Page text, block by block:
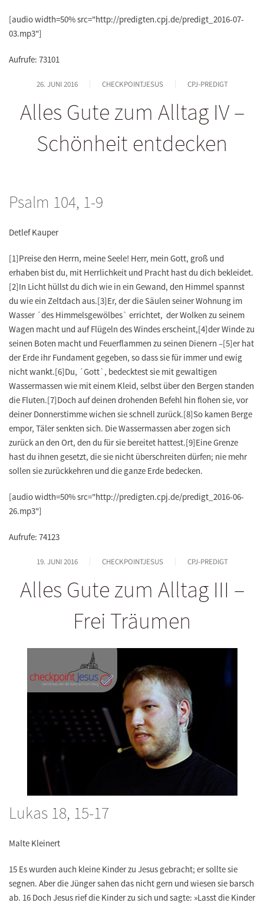
[audio width=50% src="http://predigten.cpj.de/predigt_2016-07-
03.mp3"]
Aufrufe: 73101
26. JUNI 2016 CHECKPOINTJESUS CPJ-PREDIGT
Alles Gute zum Alltag IV –
Schönheit entdecken
Psalm 104, 1-9
Detlef Kauper
[1]Preise den Herrn, meine Seele! Herr, mein Gott, groß und
erhaben bist du, mit Herrlichkeit und Pracht hast du dich bekleidet.
[2]In Licht hüllst du dich wie in ein Gewand, den Himmel spannst
du wie ein Zeltdach aus.[3]Er, der die Säulen seiner Wohnung im
Wasser ´des Himmelsgewölbes` errichtet, der Wolken zu seinem
Wagen macht und auf Flügeln des Windes erscheint,[4]der Winde zu
seinen Boten macht und Feuerflammen zu seinen Dienern –[5]er hat
der Erde ihr Fundament gegeben, so dass sie für immer und ewig
nicht wankt.[6]Du, ´Gott`, bedecktest sie mit gewaltigen
Wassermassen wie mit einem Kleid, selbst über den Bergen standen
die Fluten.[7]Doch auf deinen drohenden Befehl hin flohen sie, vor
deiner Donnerstimme wichen sie schnell zurück.[8]So kamen Berge
empor, Täler senkten sich. Die Wassermassen aber zogen sich
zurück an den Ort, den du für sie bereitet hattest.[9]Eine Grenze
hast du ihnen gesetzt, die sie nicht überschreiten dürfen; nie mehr
sollen sie zurückkehren und die ganze Erde bedecken.
[audio width=50% src="http://predigten.cpj.de/predigt_2016-06-
26.mp3"]
Aufrufe: 74123
19. JUNI 2016 CHECKPOINTJESUS CPJ-PREDIGT
Alles Gute zum Alltag III –
Frei Träumen
Lukas 18, 15-17
Malte Kleinert
15 Es wurden auch kleine Kinder zu Jesus gebracht; er sollte sie
segnen. Aber die Jünger sahen das nicht gern und wiesen sie barsch
ab. 16 Doch Jesus rief die Kinder zu sich und sagte: »Lasst die Kinder